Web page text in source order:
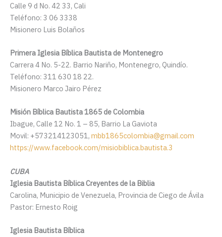
Calle 9 d No. 42 33, Cali
Teléfono: 3 06 3338
Misionero Luis Bolaños
Primera Iglesia Bíblica Bautista de Montenegro
Carrera 4 No. 5-22. Barrio Nariño, Montenegro, Quindío.
Teléfono: 311 630 18 22.
Misionero Marco Jairo Pérez
Misión Bíblica Bautista 1865 de Colombia
Ibague, Calle 12 No. 1 – 85, Barrio La Gaviota
Movil: +573214123051, mbb1865colombia@gmail.com
https://www.facebook.com/misiobiblica.bautista.3
CUBA
Iglesia Bautista Bíblica Creyentes de la Biblia
Carolina, Municipio de Venezuela, Provincia de Ciego de Ávila
Pastor: Ernesto Roig
Iglesia Bautista Bíblica